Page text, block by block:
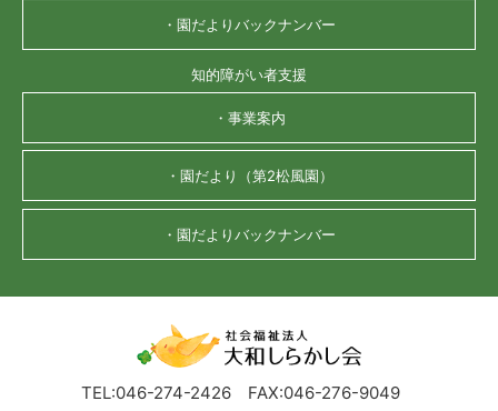
・園だよりバックナンバー
知的障がい者支援
・事業案内
・園だより（第2松風園）
・園だよりバックナンバー
TEL:046-274-2426 FAX:046-276-9049